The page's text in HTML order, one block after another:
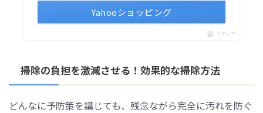
Yahooショッピング
ポチップ
掃除の負担を激減させる！効果的な掃除方法
どんなに予防策を講じても、残念ながら完全に汚れを防ぐ